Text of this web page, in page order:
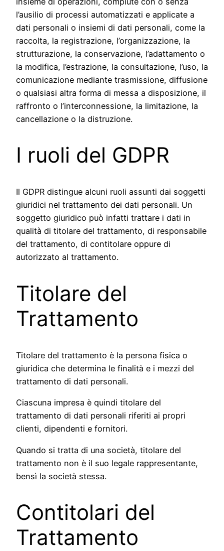
l’ausilio di processi automatizzati e applicate a
dati personali o insiemi di dati personali, come la
raccolta, la registrazione, l’organizzazione, la
strutturazione, la conservazione, l’adattamento o
la modifica, l’estrazione, la consultazione, l’uso, la
comunicazione mediante trasmissione, diffusione
o qualsiasi altra forma di messa a disposizione, il
raffronto o l’interconnessione, la limitazione, la
cancellazione o la distruzione.
I ruoli del GDPR
Il GDPR distingue alcuni ruoli assunti dai soggetti
giuridici nel trattamento dei dati personali. Un
soggetto giuridico può infatti trattare i dati in
qualità di titolare del trattamento, di responsabile
del trattamento, di contitolare oppure di
autorizzato al trattamento.
Titolare del
Trattamento
Titolare del trattamento è la persona fisica o
giuridica che determina le finalità e i mezzi del
trattamento di dati personali.
Ciascuna impresa è quindi titolare del
trattamento di dati personali riferiti ai propri
clienti, dipendenti e fornitori.
Quando si tratta di una società, titolare del
trattamento non è il suo legale rappresentante,
bensì la società stessa.
Contitolari del
Trattamento